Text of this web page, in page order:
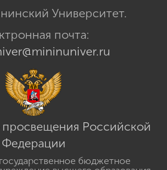
Университет.
почта:
Российской
Федерации
бюджетное